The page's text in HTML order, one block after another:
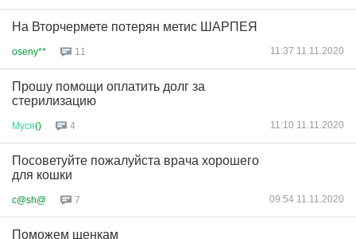
На Вторчермете потерян метис ШАРПЕЯ
oseny** 11 11:37 11.11.2020
Прошу помощи оплатить долг за
стерилизацию
Муся() 4 11:10 11.11.2020
Посоветуйте пожалуйста врача хорошего
для кошки
c@sh@ 7 09:54 11.11.2020
Поможем щенкам